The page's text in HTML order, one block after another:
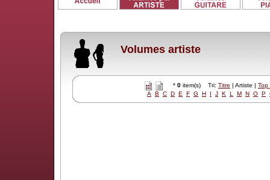
Volumes artiste
* 0 item(s) Tri: Titre | Artiste | Top
A
B C D E F G H I J K L M N O P